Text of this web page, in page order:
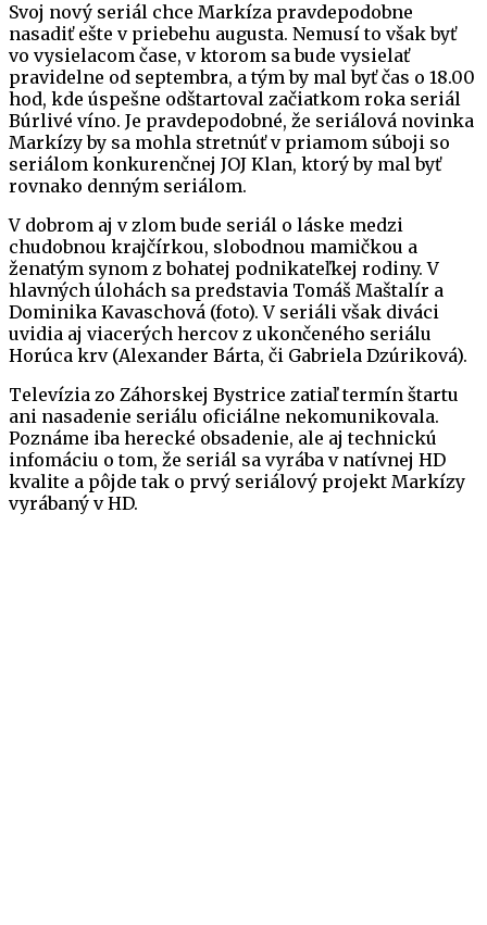
Svoj nový seriál chce Markíza pravdepodobne
nasadiť ešte v priebehu augusta. Nemusí to však byť
vo vysielacom čase, v ktorom sa bude vysielať
pravidelne od septembra, a tým by mal byť čas o 18.00
hod, kde úspešne odštartoval začiatkom roka seriál
Búrlivé víno. Je pravdepodobné, že seriálová novinka
Markízy by sa mohla stretnúť v priamom súboji so
seriálom konkurenčnej JOJ Klan, ktorý by mal byť
rovnako denným seriálom.
V dobrom aj v zlom bude seriál o láske medzi
chudobnou krajčírkou, slobodnou mamičkou a
ženatým synom z bohatej podnikateľkej rodiny. V
hlavných úlohách sa predstavia Tomáš Maštalír a
Dominika Kavaschová (foto). V seriáli však diváci
uvidia aj viacerých hercov z ukončeného seriálu
Horúca krv (Alexander Bárta, či Gabriela Dzúriková).
Televízia zo Záhorskej Bystrice zatiaľ termín štartu
ani nasadenie seriálu oficiálne nekomunikovala.
Poznáme iba herecké obsadenie, ale aj technickú
infomáciu o tom, že seriál sa vyrába v natívnej HD
kvalite a pôjde tak o prvý seriálový projekt Markízy
vyrábaný v HD.